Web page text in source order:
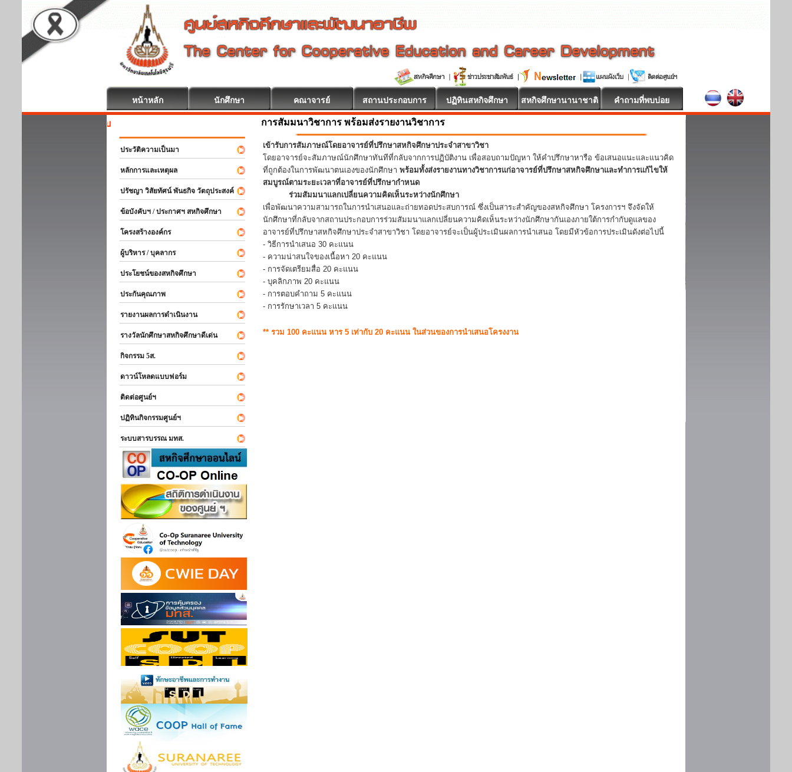
หน้าหลัก นักศึกษา คณาจารย์ สถานประกอบการ ปฏิทินสหกิจศึกษา สหกิจศึกษานานาชาติ คำถามที่พบบ่อย
สหกิจศึกษา ยินดีต้อนรับ
ประวัติความเป็นมา
หลักการและเหตุผล
ปรัชญา วิสัยทัศน์ พันธกิจ วัตถุประสงค์
ข้อบังคับฯ / ประกาศฯ สหกิจศึกษา
โครงสร้างองค์กร
ผู้บริหาร / บุคลากร
ประโยชน์ของสหกิจศึกษา
ประกันคุณภาพ
รายงานผลการดำเนินงาน
รางวัลนักศึกษาสหกิจศึกษาดีเด่น
กิจกรรม 5ส.
ดาวน์โหลดแบบฟอร์ม
ติดต่อศูนย์ฯ
ปฏิทินกิจกรรมศูนย์ฯ
ระบบสารบรรณ มทส.
การสัมมนาวิชาการ พร้อมส่งรายงานวิชาการ
เข้ารับการสัมภาษณ์โดยอาจารย์ที่ปรึกษาสหกิจศึกษาประจำสาขาวิชา
โดยอาจารย์จะสัมภาษณ์นักศึกษาทันทีที่กลับจากการปฏิบัติงาน เพื่อสอบถามปัญหา ให้คำปรึกษาหารือ ข้อเสนอแนะและแนวคิด
ที่ถูกต้องในการพัฒนาตนเองของนักศึกษา พร้อมทั้งส่งรายงานทางวิชาการแก่อาจารย์ที่ปรึกษาสหกิจศึกษาและทำการแก้ไขให้
สมบูรณ์ตามระยะเวลาที่อาจารย์ที่ปรึกษากำหนด
ร่วมสัมมนาแลกเปลี่ยนความคิดเห็นระหว่างนักศึกษา
เพื่อพัฒนาความสามารถในการนำเสนอและถ่ายทอดประสบการณ์ ซึ่งเป็นสาระสำคัญของสหกิจศึกษา โครงการฯ จึงจัดให้
นักศึกษาที่กลับจากสถานประกอบการร่วมสัมมนาแลกเปลี่ยนความคิดเห็นระหว่างนักศึกษากันเองภายใต้การกำกับดูแลของ
อาจารย์ที่ปรึกษาสหกิจศึกษาประจำสาขาวิชา โดยอาจารย์จะเป็นผู้ประเมินผลการนำเสนอ โดยมีหัวข้อการประเมินดังต่อไปนี้
- วิธีการนำเสนอ 30 คะแนน
- ความน่าสนใจของเนื้อหา 20 คะแนน
- การจัดเตรียมสื่อ 20 คะแนน
- บุคลิกภาพ 20 คะแนน
- การตอบคำถาม 5 คะแนน
- การรักษาเวลา 5 คะแนน
** รวม 100 คะแนน หาร 5 เท่ากับ 20 คะแนน ในส่วนของการนำเสนอโครงงาน